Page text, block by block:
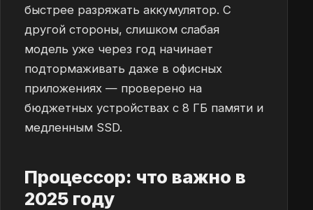
быстрее разряжать аккумулятор. С
другой стороны, слишком слабая
модель уже через год начинает
подтормаживать даже в офисных
приложениях — проверено на
бюджетных устройствах с 8 ГБ памяти и
медленным SSD.
Процессор: что важно в
2025 году